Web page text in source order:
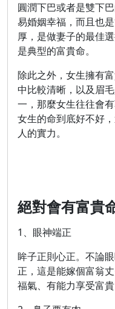
圓潤下巴或者是雙下
易婚姻幸福，而且也
厚，是做妻子的最佳
是典型的富貴命。
除此之外，女生擁有
中比較清晰，以及眉
一，那麼女生往往會
女生的命到底好不好
人的實力。
絕對會有富貴
1、眼神端正
眸子正則心正。不論
正，這是能嫁個富翁
福氣、有能力享受富貴